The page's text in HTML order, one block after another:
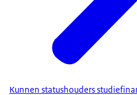
Kunnen statushouders